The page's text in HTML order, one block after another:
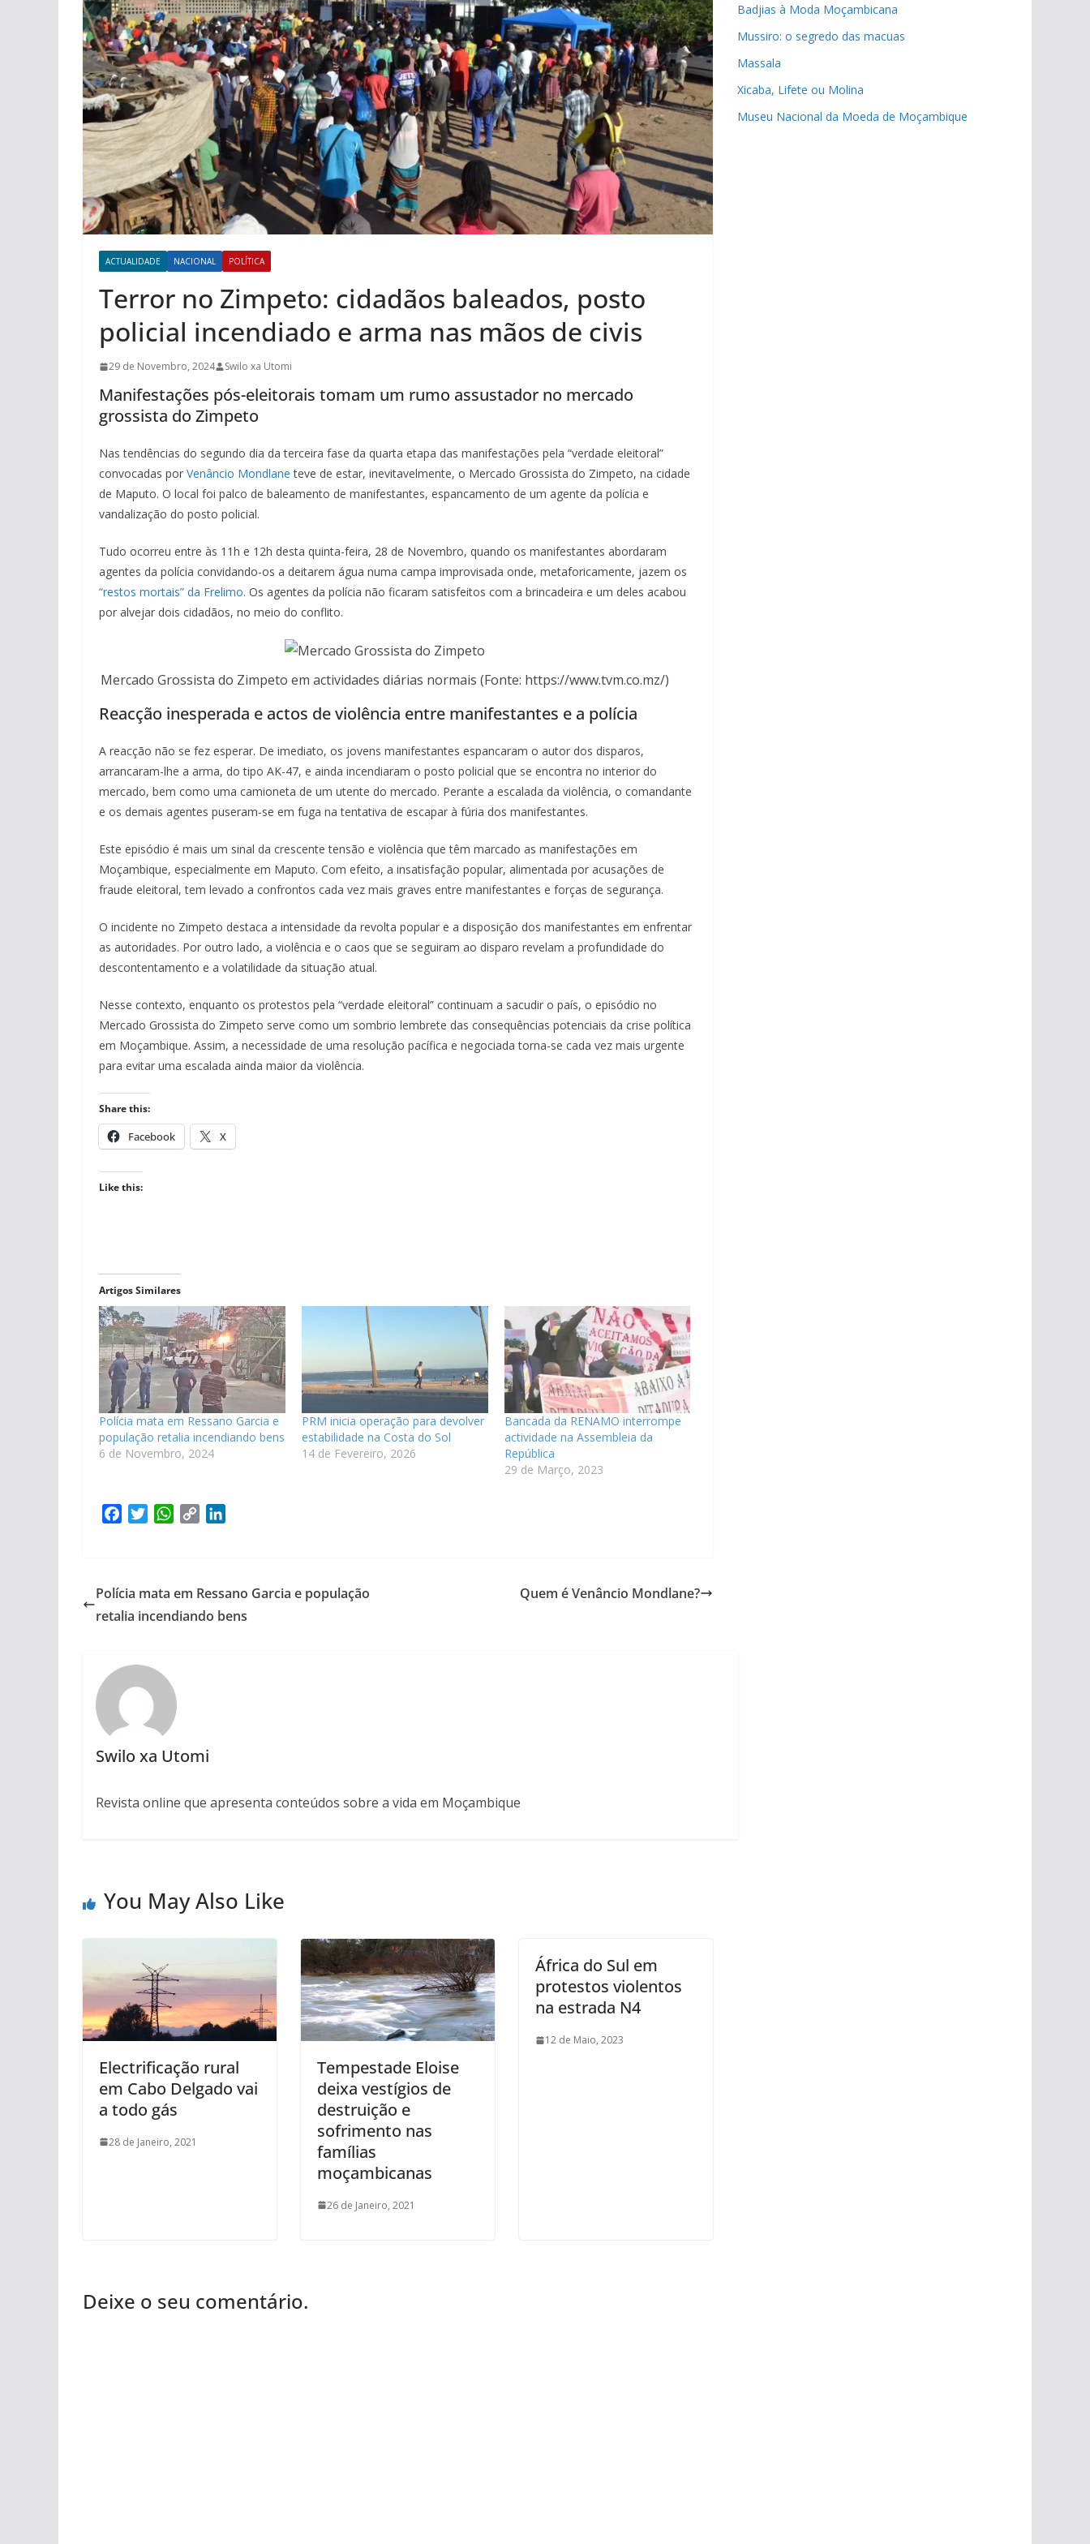
ACTUALIDADE NACIONAL POLÍTICA
Terror no Zimpeto: cidadãos baleados, posto
policial incendiado e arma nas mãos de civis
29 de Novembro, 2024 Swilo xa Utomi
Manifestações pós-eleitorais tomam um rumo assustador no mercado
grossista do Zimpeto
Nas tendências do segundo dia da terceira fase da quarta etapa das manifestações pela “verdade eleitoral”
convocadas por Venâncio Mondlane teve de estar, inevitavelmente, o Mercado Grossista do Zimpeto, na cidade
de Maputo. O local foi palco de baleamento de manifestantes, espancamento de um agente da polícia e
vandalização do posto policial.
Tudo ocorreu entre às 11h e 12h desta quinta-feira, 28 de Novembro, quando os manifestantes abordaram
agentes da polícia convidando-os a deitarem água numa campa improvisada onde, metaforicamente, jazem os
“restos mortais” da Frelimo. Os agentes da polícia não ficaram satisfeitos com a brincadeira e um deles acabou
por alvejar dois cidadãos, no meio do conflito.
Mercado Grossista do Zimpeto em actividades diárias normais (Fonte: https://www.tvm.co.mz/)
Reacção inesperada e actos de violência entre manifestantes e a polícia
A reacção não se fez esperar. De imediato, os jovens manifestantes espancaram o autor dos disparos,
arrancaram-lhe a arma, do tipo AK-47, e ainda incendiaram o posto policial que se encontra no interior do
mercado, bem como uma camioneta de um utente do mercado. Perante a escalada da violência, o comandante
e os demais agentes puseram-se em fuga na tentativa de escapar à fúria dos manifestantes.
Este episódio é mais um sinal da crescente tensão e violência que têm marcado as manifestações em
Moçambique, especialmente em Maputo. Com efeito, a insatisfação popular, alimentada por acusações de
fraude eleitoral, tem levado a confrontos cada vez mais graves entre manifestantes e forças de segurança.
O incidente no Zimpeto destaca a intensidade da revolta popular e a disposição dos manifestantes em enfrentar
as autoridades. Por outro lado, a violência e o caos que se seguiram ao disparo revelam a profundidade do
descontentamento e a volatilidade da situação atual.
Nesse contexto, enquanto os protestos pela “verdade eleitoral” continuam a sacudir o país, o episódio no
Mercado Grossista do Zimpeto serve como um sombrio lembrete das consequências potenciais da crise política
em Moçambique. Assim, a necessidade de uma resolução pacífica e negociada torna-se cada vez mais urgente
para evitar uma escalada ainda maior da violência.
Share this:
Facebook X
Like this:
Artigos Similares
Polícia mata em Ressano Garcia e
população retalia incendiando bens
6 de Novembro, 2024
PRM inicia operação para devolver
estabilidade na Costa do Sol
14 de Fevereiro, 2026
Bancada da RENAMO interrompe
actividade na Assembleia da
República
29 de Março, 2023
b
o
t
e
W
s
A
L
i
e
d
Polícia mata em Ressano Garcia e população
retalia incendiando bens
Quem é Venâncio Mondlane?
Swilo xa Utomi
Revista online que apresenta conteúdos sobre a vida em Moçambique
You May Also Like
Electrificação rural
em Cabo Delgado vai
a todo gás
28 de Janeiro, 2021
Tempestade Eloise
deixa vestígios de
destruição e
sofrimento nas
famílias
moçambicanas
26 de Janeiro, 2021
África do Sul em
protestos violentos
na estrada N4
12 de Maio, 2023
Deixe o seu comentário.
Badjias à Moda Moçambicana
Mussiro: o segredo das macuas
Massala
Xicaba, Lifete ou Molina
Museu Nacional da Moeda de Moçambique